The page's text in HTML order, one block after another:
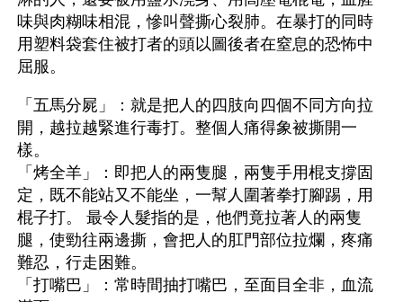
味與肉糊味相混，慘叫聲撕心裂肺。在暴打的同時
用塑料袋套住被打者的頭以圖後者在窒息的恐怖中
屈服。
「五馬分屍」：就是把人的四肢向四個不同方向拉
開，越拉越緊進行毒打。整個人痛得象被撕開一
樣。
「烤全羊」：即把人的兩隻腿，兩隻手用棍支撐固
定，既不能站又不能坐，一幫人圍著拳打腳踢，用
棍子打。 最令人髮指的是，他們竟拉著人的兩隻
腿，使勁往兩邊撕，會把人的肛門部位拉爛，疼痛
難忍，行走困難。
「打嘴巴」：常時間抽打嘴巴，至面目全非，血流